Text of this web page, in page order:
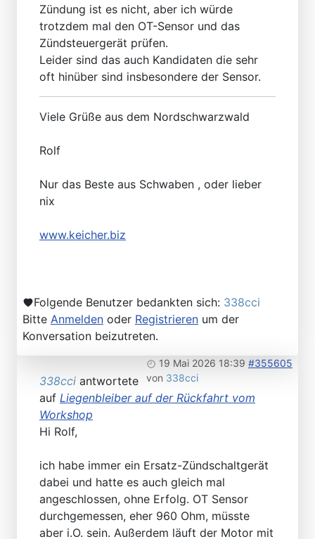
Zündung ist es nicht, aber ich würde
trotzdem mal den OT-Sensor und das
Zündsteuergerät prüfen.
Leider sind das auch Kandidaten die sehr
oft hinüber sind insbesondere der Sensor.
Viele Grüße aus dem Nordschwarzwald
Rolf
Nur das Beste aus Schwaben , oder lieber
nix
www.keicher.biz
Folgende Benutzer bedankten sich: 338cci
Bitte Anmelden oder Registrieren um der
Konversation beizutreten.
19 Mai 2026 18:39 #355605
von 338cci
338cci antwortete
auf Liegenbleiber auf der Rückfahrt vom
Workshop
Hi Rolf,
ich habe immer ein Ersatz-Zündschaltgerät
dabei und hatte es auch gleich mal
angeschlossen, ohne Erfolg. OT Sensor
durchgemessen, eher 960 Ohm, müsste
aber i.O. sein. Außerdem läuft der Motor mit